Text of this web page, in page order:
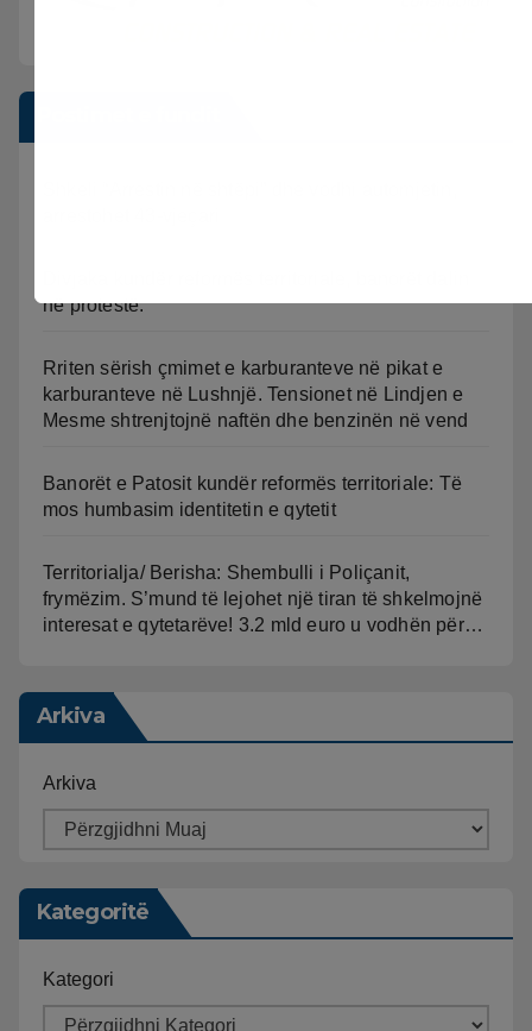
në protestë.
Rriten sërish çmimet e karburanteve në pikat e
karburanteve në Lushnjë. Tensionet në Lindjen e
Mesme shtrenjtojnë naftën dhe benzinën në vend
Banorët e Patosit kundër reformës territoriale: Të
mos humbasim identitetin e qytetit
Territorialja/ Berisha: Shembulli i Poliçanit,
frymëzim. S’mund të lejohet një tiran të shkelmojnë
interesat e qytetarëve! 3.2 mld euro u vodhën për…
Arkiva
Arkiva
Kategoritë
Kategori